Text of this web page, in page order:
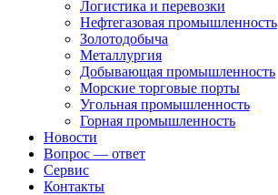
Логистика и перевозки
Нефтегазовая промышленность
Золотодобыча
Металлургия
Добывающая промышленность
Морские торговые порты
Угольная промышленность
Горная промышленность
Новости
Вопрос — ответ
Сервис
Контакты